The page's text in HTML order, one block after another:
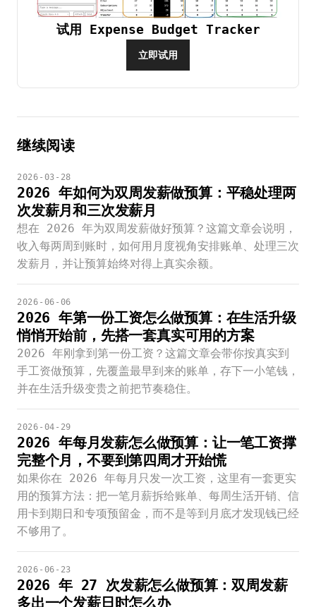
试用 Expense Budget Tracker
立即试用
继续阅读
2026-03-28
2026 年如何为双周发薪做预算：平稳处理两
次发薪月和三次发薪月
想在 2026 年为双周发薪做好预算？这篇文章会说明，
收入每两周到账时，如何用月度视角安排账单、处理三次
发薪月，并让预算始终对得上真实余额。
2026-06-06
2026 年第一份工资怎么做预算：在生活升级
悄悄开始前，先搭一套真实可用的方案
2026 年刚拿到第一份工资？这篇文章会带你按真实到
手工资做预算，先覆盖最早到来的账单，存下一小笔钱，
并在生活升级变贵之前把节奏稳住。
2026-04-29
2026 年每月发薪怎么做预算：让一笔工资撑
完整个月，不要到第四周才开始慌
如果你在 2026 年每月只发一次工资，这里有一套更实
用的预算方法：把一笔月薪拆给账单、每周生活开销、信
用卡到期日和专项预留金，而不是等到月底才发现钱已经
不够用了。
2026-06-23
2026 年 27 次发薪怎么做预算：双周发薪
多出一个发薪日时怎么办